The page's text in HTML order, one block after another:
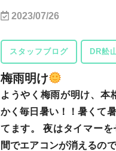
2023/07/26
スタッフブログ DR舩
梅雨明け
ようやく梅雨が明け、本
かく毎日暑い！！暑くて
てます。 夜はタイマー
間でエアコンが消えるの